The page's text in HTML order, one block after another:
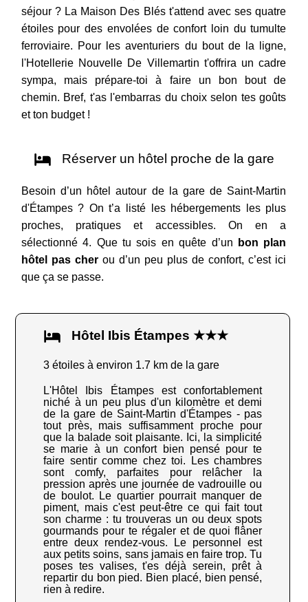
séjour ? La Maison Des Blés t'attend avec ses quatre
étoiles pour des envolées de confort loin du tumulte
ferroviaire. Pour les aventuriers du bout de la ligne,
l'Hotellerie Nouvelle De Villemartin t'offrira un cadre
sympa, mais prépare-toi à faire un bon bout de
chemin. Bref, t'as l'embarras du choix selon tes goûts
et ton budget !
Réserver un hôtel proche de la gare
Besoin d’un hôtel autour de la gare de Saint-Martin
d'Étampes ? On t’a listé les hébergements les plus
proches, pratiques et accessibles. On en a
sélectionné 4. Que tu sois en quête d’un
bon plan
hôtel pas cherou d’un peu plus de confort, c’est ici
que ça se passe.
Hôtel Ibis Étampes ★★★
3 étoiles à environ 1.7 km de la gare
L'Hôtel Ibis Étampes est confortablement
niché à un peu plus d'un kilomètre et demi
de la gare de Saint-Martin d'Étampes - pas
tout près, mais suffisamment proche pour
que la balade soit plaisante. Ici, la simplicité
se marie à un confort bien pensé pour te
faire sentir comme chez toi. Les chambres
sont comfy, parfaites pour relâcher la
pression après une journée de vadrouille ou
de boulot. Le quartier pourrait manquer de
piment, mais c'est peut-être ce qui fait tout
son charme : tu trouveras un ou deux spots
gourmands pour te régaler et de quoi flâner
entre deux rendez-vous. Le personnel est
aux petits soins, sans jamais en faire trop. Tu
poses tes valises, t'es déjà serein, prêt à
repartir du bon pied. Bien placé, bien pensé,
rien à redire.